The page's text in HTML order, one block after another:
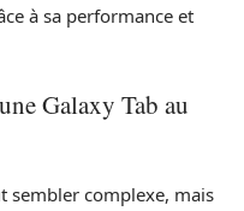
à sa performance et
Galaxy Tab au
sembler complexe, mais